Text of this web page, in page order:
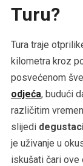
Turu?
Tura traje
kilometra kroz
posvećenom
odjeća, budući
različitim
slijedi
je uživanje u
iskušati čari